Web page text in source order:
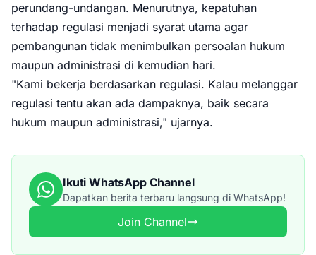
perundang-undangan. Menurutnya, kepatuhan
terhadap regulasi menjadi syarat utama agar
pembangunan tidak menimbulkan persoalan hukum
maupun administrasi di kemudian hari.
"Kami bekerja berdasarkan regulasi. Kalau melanggar
regulasi tentu akan ada dampaknya, baik secara
hukum maupun administrasi," ujarnya.
Ikuti WhatsApp Channel
Dapatkan berita terbaru langsung di WhatsApp!
Join Channel